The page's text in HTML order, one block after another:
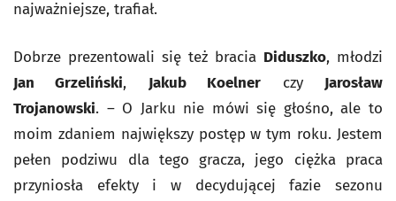
najważniejsze, trafiał.
Dobrze prezentowali się też bracia Diduszko, młodzi
Jan Grzeliński, Jakub Koelner czyJarosław
Trojanowski. – O Jarku nie mówi się głośno, ale to
moim zdaniem największy postęp w tym roku. Jestem
pełen podziwu dla tego gracza, jego ciężka praca
przyniosła efekty i w decydującej fazie sezonu